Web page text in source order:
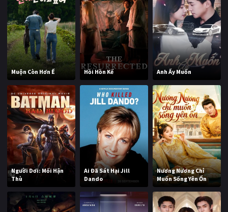
Muộn Còn Hơn Ế Hồi Hồn Kế Anh Ấy Muốn
Người Dơi: Mối Hận
Thù
Ai Đã Sát Hại Jill
Dando
Nương Nương Chỉ
Muốn Sống Yên Ổn